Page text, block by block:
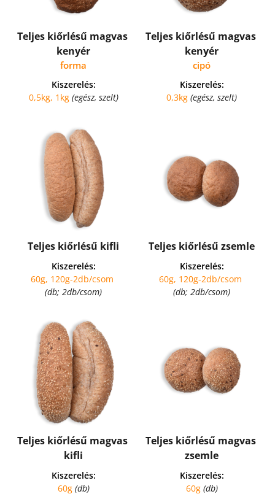
Teljes kiőrlésű magvas
kenyér
forma
Kiszerelés:
0,5kg, 1kg (egész, szelt)
Teljes kiőrlésű magvas
kenyér
cipó
Kiszerelés:
0,3kg (egész, szelt)
Teljes kiőrlésű kifli
Kiszerelés:
60g, 120g-2db/csom
(db; 2db/csom)
Teljes kiőrlésű zsemle
Kiszerelés:
60g, 120g-2db/csom
(db; 2db/csom)
Teljes kiőrlésű magvas
kifli
Kiszerelés:
60g (db)
Teljes kiőrlésű magvas
zsemle
Kiszerelés:
60g (db)